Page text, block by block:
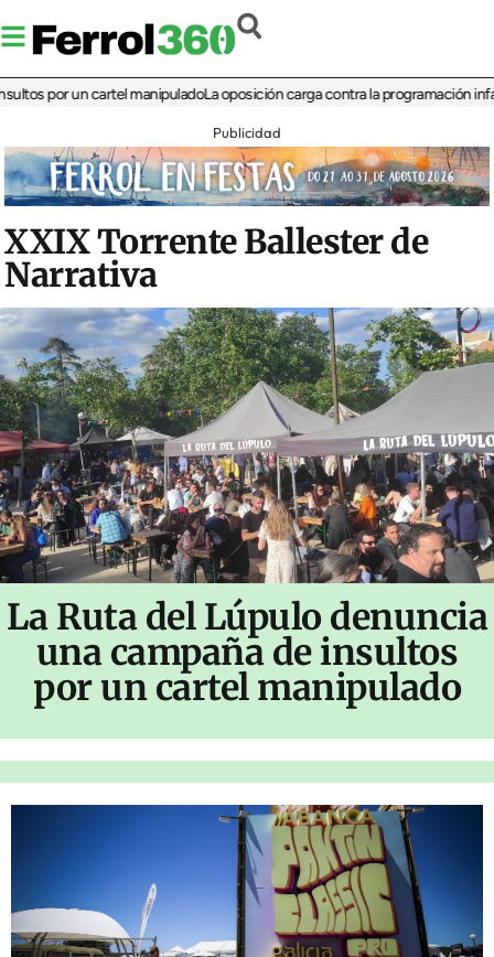
un cartel manipuladoLa oposición carga contra la programación infantil
Publicidad
XXIX Torrente Ballester de
Narrativa
La Ruta del Lúpulo denuncia
una campaña de insultos
por un cartel manipulado